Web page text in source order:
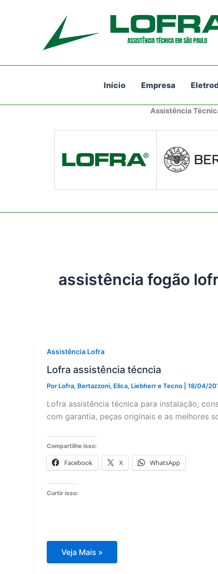
Início Empresa
Assistência
assistência fogão
Assistência Lofra
Lofra assistência técncia
Por Lofra, Bertazzoni, Elica, Liebherr e Tecno 18/04/
Lofra assistência técnica para instalação,
com garantia, peças originais e as melhores
Compartilhe isso:
Facebook X WhatsApp
Curtir isso:
Lofra
assistência
Veja Mais »